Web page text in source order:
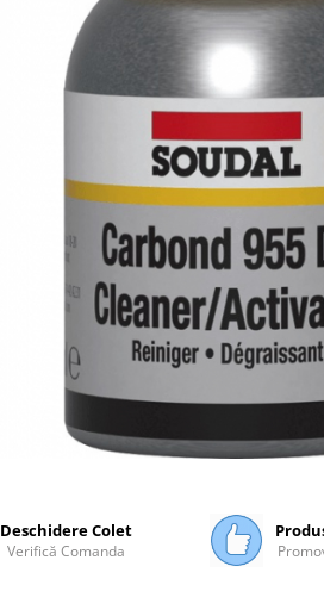
Deschidere Colet
Verifică Comanda